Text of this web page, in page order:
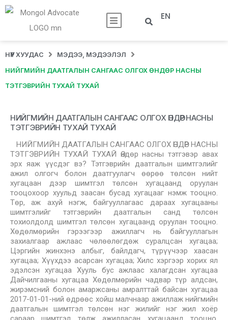
EN
НҮҮР ХУУДАС МЭДЭЭ, МЭДЭЭЛЭЛ
НИЙГМИЙН ДААТГАЛЫН САНГААС ОЛГОХ ӨНДӨР НАСНЫ
ТЭТГЭВРИЙН ТУХАЙ ТУХАЙ
НИЙГМИЙН ДААТГАЛЫН САНГААС ОЛГОХ ӨНДӨР НАСНЫ
ТЭТГЭВРИЙН ТУХАЙ ТУХАЙ
НИЙГМИЙН ДААТГАЛЫН САНГААС ОЛГОХ ӨНДӨР НАСНЫ
ТЭТГЭВРИЙН ТУХАЙ ТУХАЙ Өндөр насны тэтгэвэр авах
эрх яаж үүсдэг вэ? Тэтгэврийн даатгалын шимтгэлийг
ажил олгогч болон даатгуулагч өөрөө төлсөн нийт
хугацаан дээр шимтгэл төлсөн хугацаанд оруулан
тооцохоор хуульд заасан бусад хугацааг нэмж тооцно.
Төр, аж ахуй нэгж, байгууллагаас дараах хугацааны
шимтгэлийг тэтгэврийн даатгалын санд төлсөн
тохиолдолд шимтгэл төлсөн хугацаанд оруулан тооцно.
Хөдөлмөрийн гэрээгээр ажиллагч нь байгууллагын
захиалгаар ажлаас чөлөөлөгдөж суралцсан хугацаа;
Цэргийн жинхэнэ албыг, байлдагч, түрүүчээр хаасан
хугацаа; Хүүхдээ асарсан хугацаа; Хилс хэргээр хорих ял
эдэлсэн хугацаа Хууль бус ажлаас халагдсан хугацаа
Дайчилгааны хугацаа Хөдөлмөрийн чадвар түр алдсан,
жирэмсний болон амаржсаны амралттай байсан хугацаа
2017-01-01-ний өдрөөс хойш малчнаар ажиллаж нийгмийн
даатгалын шимтгэл төлсөн нэг жилийг нэг жил хоёр